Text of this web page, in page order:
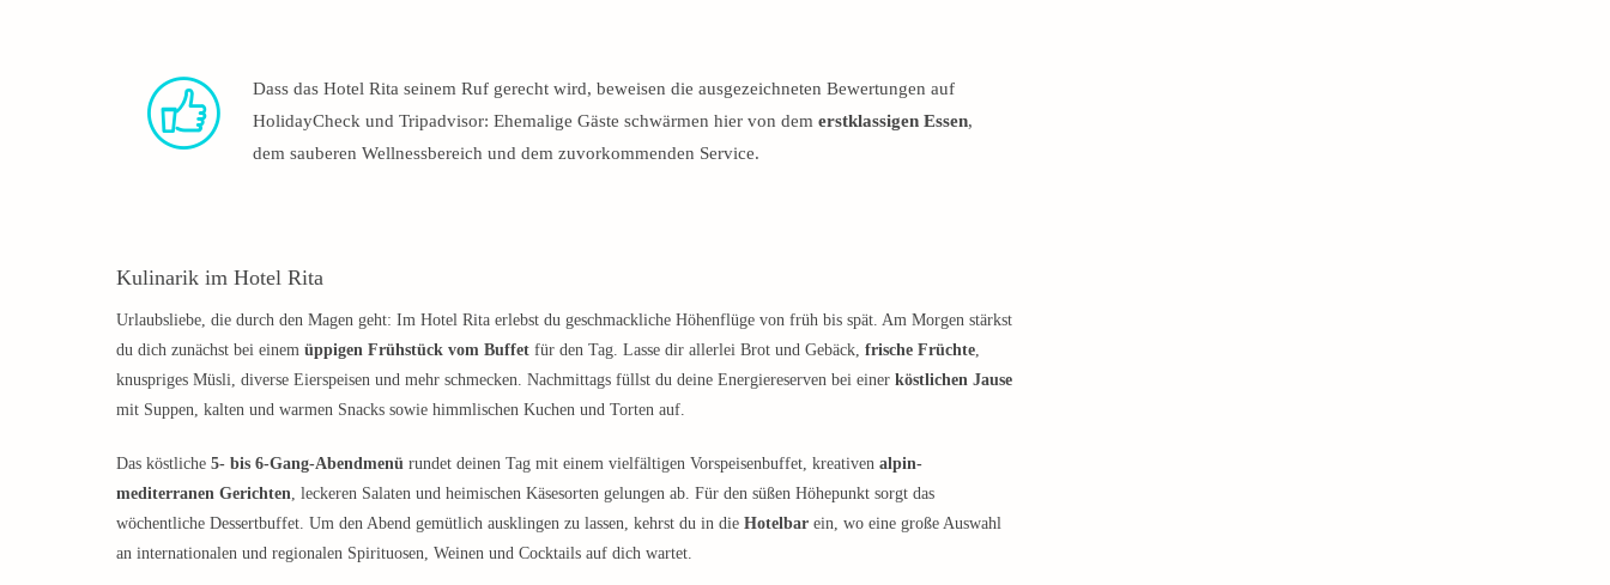
Dass das Hotel Rita seinem Ruf gerecht wird, beweisen die ausgezeichneten Bewertungen auf
HolidayCheck und Tripadvisor: Ehemalige Gäste schwärmen hier von dem erstklassigen Essen,
dem sauberen Wellnessbereich und dem zuvorkommenden Service.
Kulinarik im Hotel Rita
Urlaubsliebe, die durch den Magen geht: Im Hotel Rita erlebst du geschmackliche Höhenflüge von früh bis spät. Am Morgen stärkst
du dich zunächst bei einem üppigen Frühstück vom Buffet für den Tag. Lasse dir allerlei Brot und Gebäck, frische Früchte
knuspriges Müsli, diverse Eierspeisen und mehr schmecken. Nachmittags füllst du deine Energiereserven bei einer köstlichen Jause
mit Suppen, kalten und warmen Snacks sowie himmlischen Kuchen und Torten auf.
Das köstliche 5- bis 6-Gang-Abendmenü rundet deinen Tag mit einem vielfältigen Vorspeisenbuffet, kreativen alpin-
mediterranen Gerichten , leckeren Salaten und heimischen Käsesorten gelungen ab. Für den süßen Höhepunkt sorgt das
wöchentliche Dessertbuffet. Um den Abend gemütlich ausklingen zu lassen, kehrst du in die Hotelbar ein, wo eine große Auswahl
an internationalen und regionalen Spirituosen, Weinen und Cocktails auf dich wartet.